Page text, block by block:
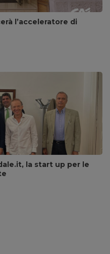
l’acceleratore di
la start up per le